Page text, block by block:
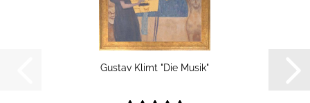
Gus­tav Klimt "Die Musik"